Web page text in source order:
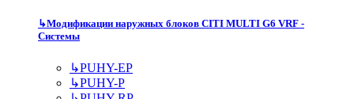
↳Модификации наружных блоков CITI MULTI G6 VRF -
Системы
↳PUHY-EP
↳PUHY-P